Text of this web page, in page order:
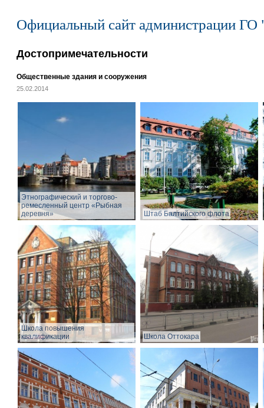
Официальный сайт администрации ГО
Достопримечательности
Общественные здания и сооружения
25.02.2014
Этнографический и торгово-
ремесленный центр «Рыбная
деревня»
Штаб Балтийского флота
Школа повышения
квалификации
Школа Оттокара